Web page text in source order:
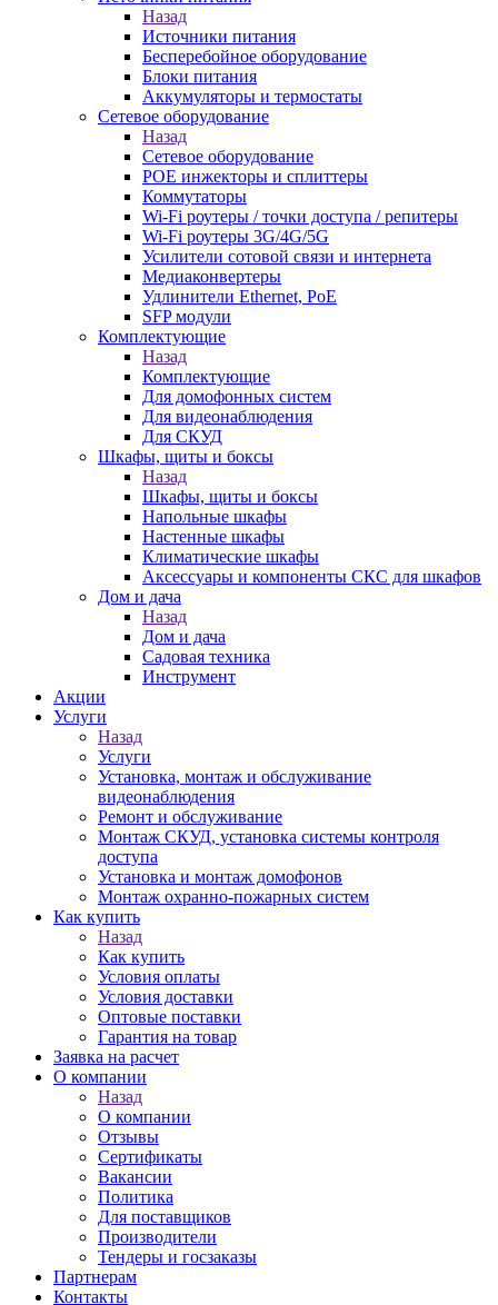
Назад
Источники питания
Бесперебойное оборудование
Блоки питания
Аккумуляторы и термостаты
Сетевое оборудование
Назад
Сетевое оборудование
POE инжекторы и сплиттеры
Коммутаторы
Wi-Fi роутеры / точки доступа / репитеры
Wi-Fi роутеры 3G/4G/5G
Усилители сотовой связи и интернета
Медиаконвертеры
Удлинители Ethernet, PoE
SFP модули
Комплектующие
Назад
Комплектующие
Для домофонных систем
Для видеонаблюдения
Для СКУД
Шкафы, щиты и боксы
Назад
Шкафы, щиты и боксы
Напольные шкафы
Настенные шкафы
Климатические шкафы
Аксессуары и компоненты СКС для шкафов
Дом и дача
Назад
Дом и дача
Садовая техника
Инструмент
Акции
Услуги
Назад
Услуги
Установка, монтаж и обслуживание
видеонаблюдения
Ремонт и обслуживание
Монтаж СКУД, установка системы контроля
доступа
Установка и монтаж домофонов
Монтаж охранно-пожарных систем
Как купить
Назад
Как купить
Условия оплаты
Условия доставки
Оптовые поставки
Гарантия на товар
Заявка на расчет
О компании
Назад
О компании
Отзывы
Сертификаты
Вакансии
Политика
Для поставщиков
Производители
Тендеры и госзаказы
Партнерам
Контакты